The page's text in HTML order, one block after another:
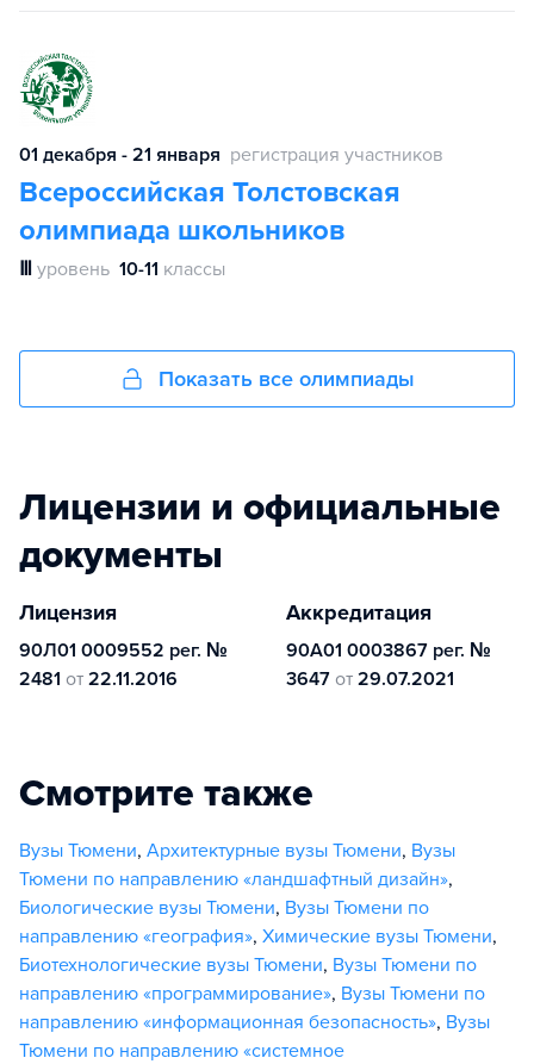
01 декабря - 21 января регистрация участников
Всероссийская Толстовская
олимпиада школьников
Ⅲ уровень 10-11 классы
Показать все олимпиады
Лицензии и официальные
документы
Лицензия
90Л01 0009552 рег. №
2481 от 22.11.2016
Аккредитация
90А01 0003867 рег. №
3647 от 29.07.2021
Смотрите также
Вузы Тюмени, Архитектурные вузы Тюмени, Вузы
Тюмени по направлению «ландшафтный дизайн»,
Биологические вузы Тюмени, Вузы Тюмени по
направлению «география», Химические вузы Тюмени,
Биотехнологические вузы Тюмени, Вузы Тюмени по
направлению «программирование», Вузы Тюмени по
направлению «информационная безопасность», Вузы
Тюмени по направлению «системное